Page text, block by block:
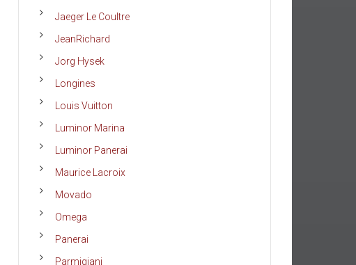
Jaeger Le Coultre
JeanRichard
Jorg Hysek
Longines
Louis Vuitton
Luminor Marina
Luminor Panerai
Maurice Lacroix
Movado
Omega
Panerai
Parmigiani